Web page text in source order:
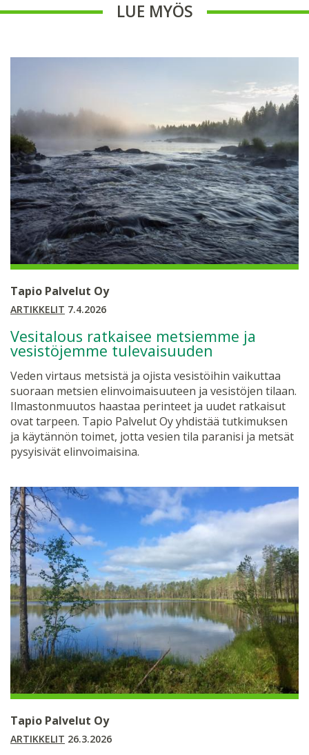
LUE MYÖS
Tapio Palvelut Oy
ARTIKKELIT 7.4.2026
Vesitalous ratkaisee metsiemme ja
vesistöjemme tulevaisuuden
Veden virtaus metsistä ja ojista vesistöihin vaikuttaa
suoraan metsien elinvoimaisuuteen ja vesistöjen tilaan.
Ilmastonmuutos haastaa perinteet ja uudet ratkaisut
ovat tarpeen. Tapio Palvelut Oy yhdistää tutkimuksen
ja käytännön toimet, jotta vesien tila paranisi ja metsät
pysyisivät elinvoimaisina.
Tapio Palvelut Oy
ARTIKKELIT 26.3.2026